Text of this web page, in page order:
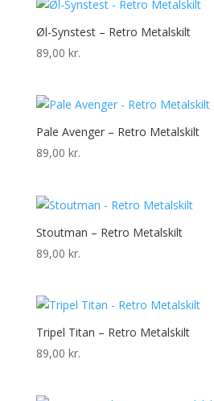
Øl-Synstest – Retro Metalskilt
89,00 kr.
Pale Avenger – Retro Metalskilt
89,00 kr.
Stoutman – Retro Metalskilt
89,00 kr.
Tripel Titan – Retro Metalskilt
89,00 kr.